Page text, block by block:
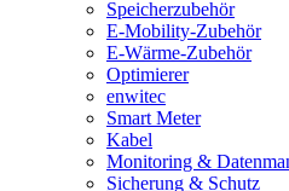
Speicherzubehör
E-Mobility-Zubehör
E-Wärme-Zubehör
Optimierer
enwitec
Smart Meter
Kabel
Monitoring &
Sicherung & Schutz